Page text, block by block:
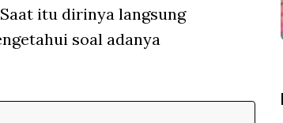
itu dirinya langsung
soal adanya